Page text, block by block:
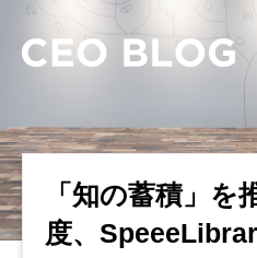
「知の蓄積」を
度、